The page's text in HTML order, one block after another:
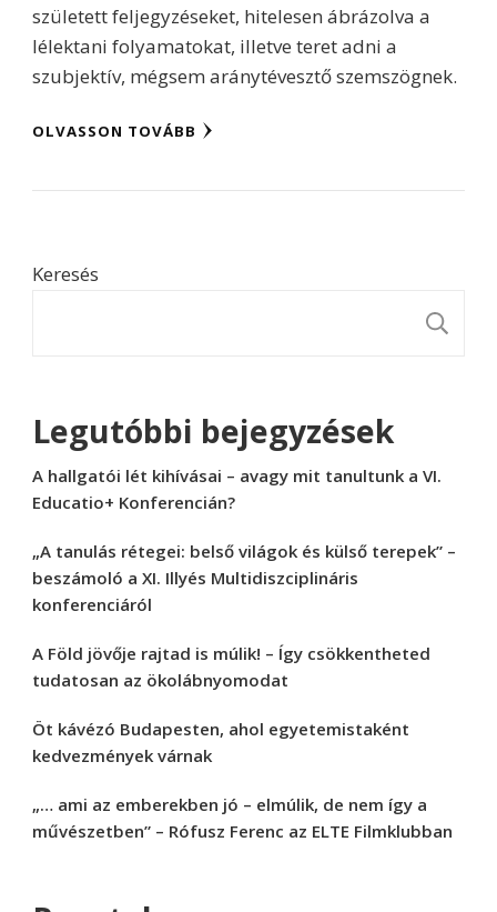
született feljegyzéseket, hitelesen ábrázolva a
lélektani folyamatokat, illetve teret adni a
szubjektív, mégsem aránytévesztő szemszögnek.
OLVASSON TOVÁBB
Keresés
Legutóbbi bejegyzések
A hallgatói lét kihívásai – avagy mit tanultunk a VI.
Educatio+ Konferencián?
„A tanulás rétegei: belső világok és külső terepek” –
beszámoló a XI. Illyés Multidiszciplináris
konferenciáról
A Föld jövője rajtad is múlik! – Így csökkentheted
tudatosan az ökolábnyomodat
Öt kávézó Budapesten, ahol egyetemistaként
kedvezmények várnak
„… ami az emberekben jó – elmúlik, de nem így a
művészetben” – Rófusz Ferenc az ELTE Filmklubban